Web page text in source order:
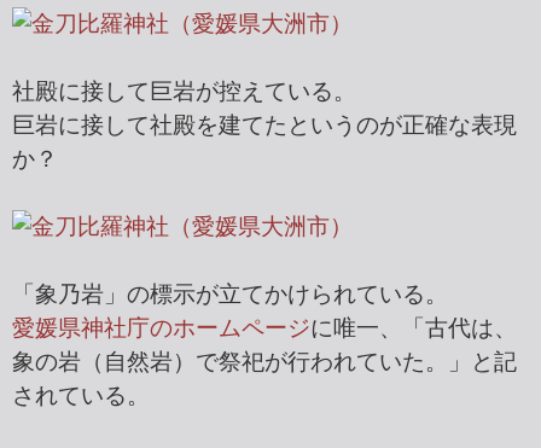
社殿に接して巨岩が控えている。
巨岩に接して社殿を建てたというのが正確な表現
か？
「象乃岩」の標示が立てかけられている。
愛媛県神社庁のホームページに唯一、「古代は、
象の岩（自然岩）で祭祀が行われていた。」と記
されている。